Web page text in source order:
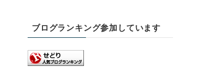
ブログランキング参加しています